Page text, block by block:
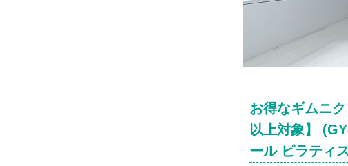
お得なギムニ
以上対象】
ール ピラティ